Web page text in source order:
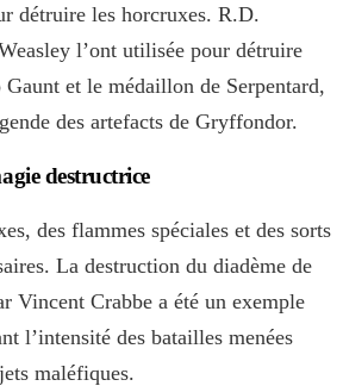
détruire les horcruxes. R.D.
l’ont utilisée pour détruire
et le médaillon de Serpentard,
des artefacts de Gryffondor.
destructrice
des flammes spéciales et des sorts
La destruction du diadème de
Vincent Crabbe a été un exemple
l’intensité des batailles menées
maléfiques.